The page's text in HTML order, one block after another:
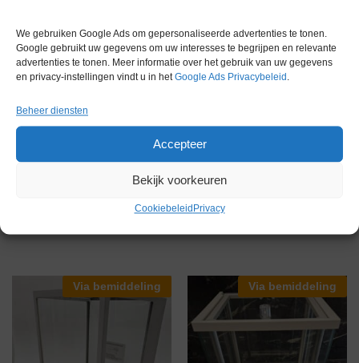
We gebruiken Google Ads om gepersonaliseerde advertenties te tonen.
Google gebruikt uw gegevens om uw interesses te begrijpen en relevante
advertenties te tonen. Meer informatie over het gebruik van uw gegevens
en privacy-instellingen vindt u in hetGoogle Ads Privacybeleid .
Beheer diensten
Accepteer
Bekijk voorkeuren
Cookiebeleid Privacy
Sartorius Cubis MSA224-S
Analytische Balans
Via bemiddeling Via bemiddeling